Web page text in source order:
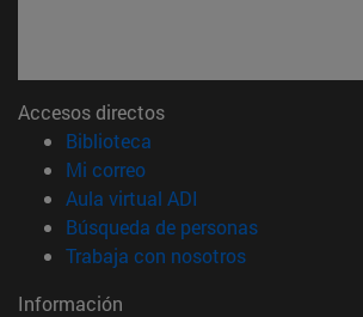
Accesos directos
Biblioteca
Mi correo(abre en nueva ventana)
Aula virtual ADI
Búsqueda de personas(abre en
Trabaja con nosotros(abre en
Información